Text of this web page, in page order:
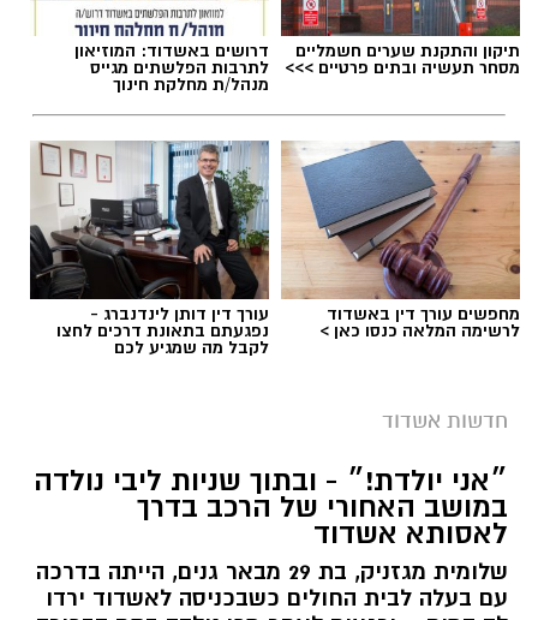
תיקון והתקנת שערים חשמליים
מסחר תעשיה ובתים פרטיים >>>
דרושים באשדוד: המוזיאון
לתרבות הפלשתים מגייס
מנהל/ת מחלקת חינוך
מחפשים עורך דין באשדוד
לרשימה המלאה כנסו כאן >
עורך דין דותן לינדנברג -
נפגעתם בתאונת דרכים לחצו
לקבל מה שמגיע לכם
חדשות אשדוד
״אני יולדת!״ - ובתוך שניות ליבי נולדה
במושב האחורי של הרכב בדרך
לאסותא אשדוד
שלומית מגזניק, בת 29 מבאר גנים, הייתה בדרכה
עם בעלה לבית החולים כשבכניסה לאשדוד ירדו